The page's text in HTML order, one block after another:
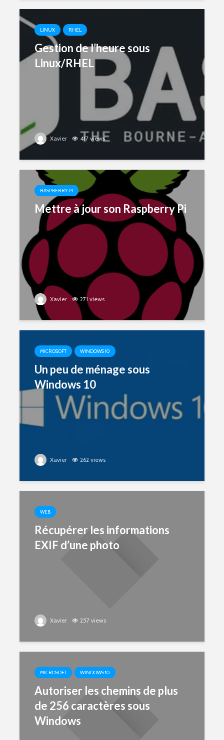
LINUX RHEL
Gestion de l’heure sous
Linux/RHEL
Xavier 417 views
RASPBERRY PI
Mettre à jour son Raspberry Pi
Xavier 271 views
MICROSOFT WINDOWS 10
Un peu de ménage sous
Windows 10
Xavier 262 views
WEB
Récupérer les informations
EXIF d’une photo
Xavier 257 views
MICROSOFT WINDOWS 10
Autoriser les chemins de plus
de 256 caractères sous
Windows